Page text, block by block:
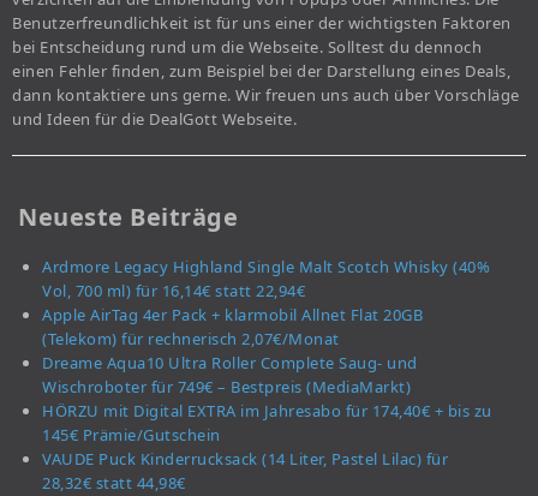
Benutzerfreundlichkeit ist für uns einer der wichtigsten Faktoren
bei Entscheidung rund um die Webseite. Solltest du dennoch
einen Fehler finden, zum Beispiel bei der Darstellung eines Deals,
dann kontaktiere uns gerne. Wir freuen uns auch über Vorschläge
und Ideen für die DealGott Webseite.
Neueste Beiträge
Ardmore Legacy Highland Single Malt Scotch Whisky (40%
Vol, 700 ml) für 16,14€ statt 22,94€
Apple AirTag 4er Pack + klarmobil Allnet Flat 20GB
(Telekom) für rechnerisch 2,07€/Monat
Dreame Aqua10 Ultra Roller Complete Saug- und
Wischroboter für 749€ – Bestpreis (MediaMarkt)
HÖRZU mit Digital EXTRA im Jahresabo für 174,40€ + bis zu
145€ Prämie/Gutschein
VAUDE Puck Kinderrucksack (14 Liter, Pastel Lilac) für
28,32€ statt 44,98€